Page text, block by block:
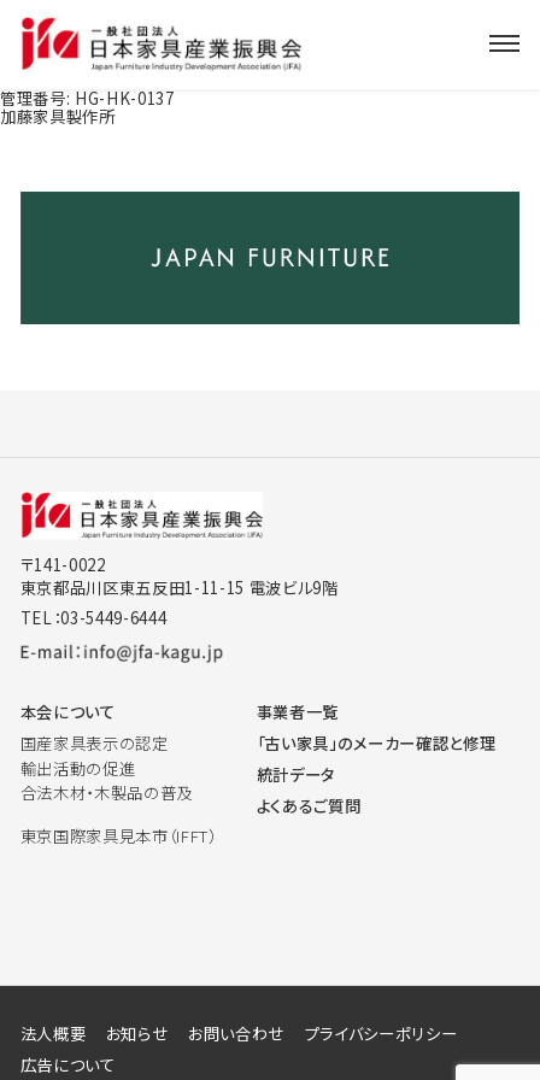
管理番号: HG-HK-0137
加藤家具製作所
〒141-0022
東京都品川区東五反田1-11-15 電波ビル9階
TEL：03-5449-6444
本会について
国産家具表示の認定
輸出活動の促進
合法木材・木製品の普及
東京国際家具見本市（IFFT）
事業者一覧
「古い家具」のメーカー確認と修理
統計データ
よくあるご質問
法人概要 お知らせ お問い合わせ
プライバシーポリシー
広告について